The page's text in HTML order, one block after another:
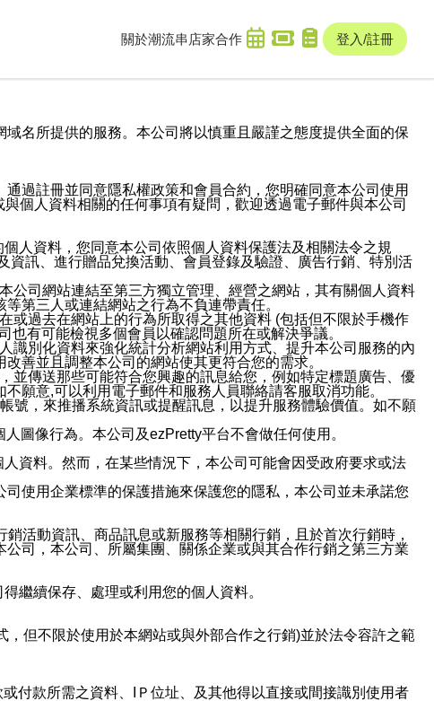
關於潮流串 店家合作 登入/註冊
名所提供的服務。本公司將以慎重且嚴謹之態度提供全面的保
過註冊並同意隱私權政策和會員合約，您明確同意本公司使用
個人資料相關的任何事項有疑問，歡迎透過電子郵件與本公司
人資料，您同意本公司依照個人資料保護法及相關法令之規
訊、進行贈品兌換活動、會員登錄及驗證、廣告行銷、特別活
公司網站連結至第三方獨立管理、經營之網站，其有關個人資料
第三人或連結網站之行為不負連帶責任。
或過去在網站上的行為所取得之其他資料 (包括但不限於手機作
有可能檢視多個會員以確認問題所在或解決爭議。
識別化資料來強化統計分析網站利用方式、提升本公司服務的內
善並且調整本公司的網站使其更符合您的需求。
並傳送那些可能符合您興趣的訊息給您，例如特定標題廣告、優
願意,可以利用電子郵件和服務人員聯絡請客服取消功能。
號，來推播系統資訊或提醒訊息，以提升服務體驗價值。如不願
圖像行為。本公司及ezPretty平台不會做任何使用。
資料。然而，在某些情況下，本公司可能會因受政府要求或法
使用企業標準的保護措施來保護您的隱私，本公司並未承諾您
活動資訊、商品訊息或新服務等相關行銷，且於首次行銷時，
司，本公司、所屬集團、關係企業或與其合作行銷之第三方業
繼續保存、處理或利用您的個人資料。
但不限於使用於本網站或與外部合作之行銷)並於法令容許之範
付款所需之資料、IＰ位址、及其他得以直接或間接識別使用者